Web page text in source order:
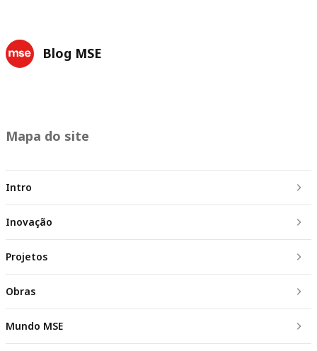
Blog MSE
Mapa do site
Intro
Inovação
Projetos
Obras
Mundo MSE